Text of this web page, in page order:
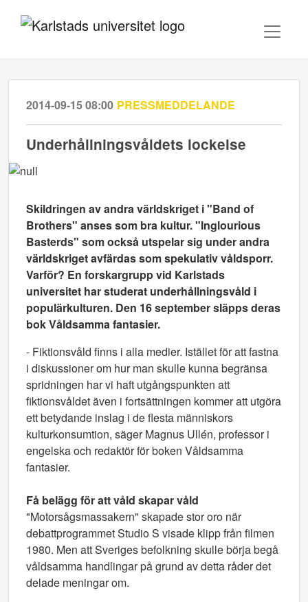
2014-09-15 08:00 PRESSMEDDELANDE
Underhållningsvåldets lockelse
Skildringen av andra världskriget i "Band of
Brothers" anses som bra kultur. "Inglourious
Basterds" som också utspelar sig under andra
världskriget avfärdas som spekulativ våldsporr.
Varför? En forskargrupp vid Karlstads
universitet har studerat underhållningsvåld i
populärkulturen. Den 16 september släpps deras
bok Våldsamma fantasier.
- Fiktionsvåld finns i alla medier. Istället för att fastna
i diskussioner om hur man skulle kunna begränsa
spridningen har vi haft utgångspunkten att
fiktionsvåldet även i fortsättningen kommer att utgöra
ett betydande inslag i de flesta människors
kulturkonsumtion, säger Magnus Ullén, professor i
engelska och redaktör för boken Våldsamma
fantasier.
Få belägg för att våld skapar våld
"Motorsågsmassakern" skapade stor oro när
debattprogrammet Studio S visade klipp från filmen
1980. Men att Sveriges befolkning skulle börja begå
våldsamma handlingar på grund av detta råder det
delade meningar om.